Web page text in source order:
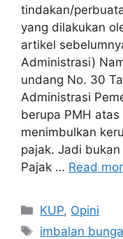
tindakan/
yang dilakukan
artikel
Administrasi)
undang No. 30
Administrasi
berupa PMH
menimbulkan
pajak. Jadi
Pajak … Read
Categories
KUP, Opini
Tags
imbalan bunga